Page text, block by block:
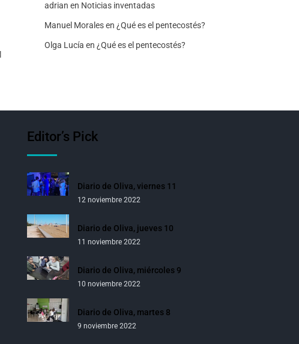
adrian en Noticias inventadas
Manuel Moralesen ¿Qué es el pentecostés?
Olga Lucía en ¿Qué es el pentecostés?
Editor’s Pick
Diario de Oliva, viernes 11
12 noviembre 2022
Diario de Oliva, jueves 10
11 noviembre 2022
Diario de Oliva, miércoles 9
10 noviembre 2022
Diario de Oliva, martes 8
9 noviembre 2022